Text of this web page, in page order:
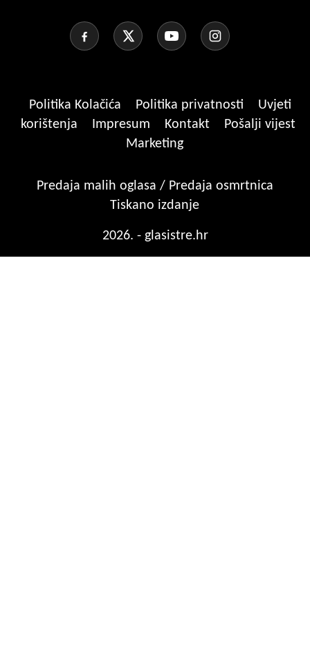
Politika Kolačića Politika privatnosti
Uvjeti
korištenja
Impresum Kontakt
Pošalji vijest
Marketing
Predaja malih oglasa / Predaja osmrtnica
Tiskano izdanje
2026. - glasistre.hr